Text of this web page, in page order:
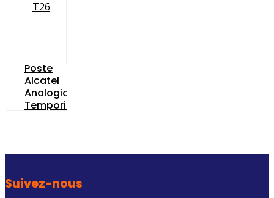
Poste
Alcatel
Analogique
Temporis
Suivez-nous